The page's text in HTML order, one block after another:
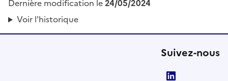
Dernière modification le24/05/2024
Voir l'historique
Suivez-nous